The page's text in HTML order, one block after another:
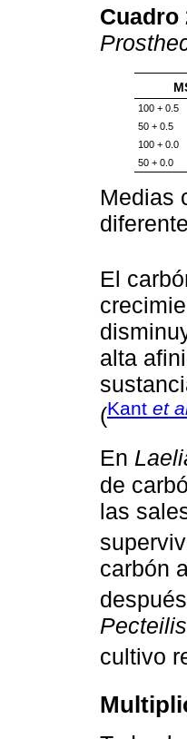
Cuadro
100 + 0.5
50 + 0.5
100 + 0.0
50 + 0.0
Medias
El
alta
(Kant et
En
de
las
carbón
cultivo